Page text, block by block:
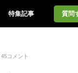
特集記事 質問
45コメント